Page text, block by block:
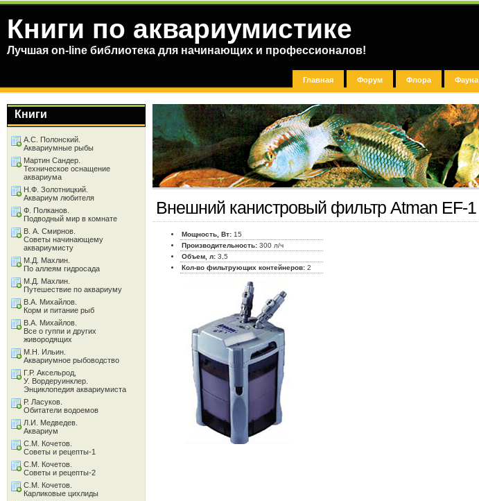
Книги по аквариумистике
Лучшая on-line библиотека для начинающих и профессионалов!
Главная Форум Флора Фауна
Внешний канистровый фильтр Atman EF-1
Мощность, Вт: 15
Производительность: 300 л/ч
Объем, л: 3,5
Кол-во фильтрующих контейнеров: 2
Книги
А.С. Полонский.
Аквариумные рыбы
Мартин Сандер.
Техническое оснащение
аквариума
Н.Ф. Золотницкий.
Аквариум любителя
Ф. Полканов.
Подводный мир в комнате
В. А. Смирнов.
Советы начинающему
аквариумисту
М.Д. Махлин.
По аллеям гидросада
М.Д. Махлин.
Путешествие по аквариуму
В.А. Михайлов.
Корм и питание рыб
В.А. Михайлов.
Все о гуппи и других
живородящих
М.Н. Ильин.
Аквариумное рыбоводство
Г.Р. Аксельрод,
У. Вордеруинклер.
Энциклопедия аквариумиста
Р. Ласуков.
Обитатели водоемов
Л.И. Медведев.
Аквариум
С.М. Кочетов.
Советы и рецепты-1
С.М. Кочетов.
Советы и рецепты-2
С.М. Кочетов.
Карликовые цихлиды